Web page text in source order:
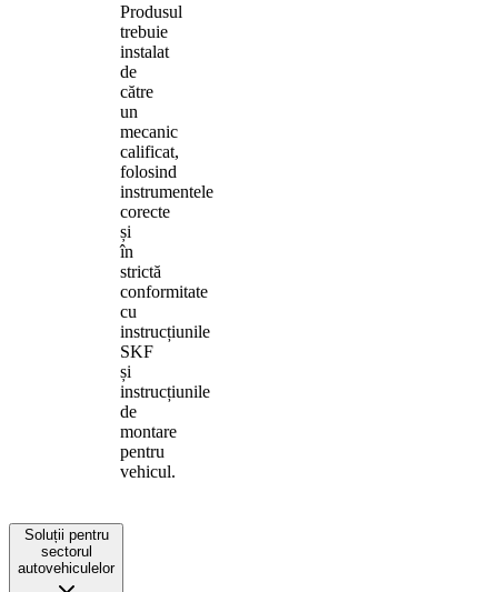
Produsul
trebuie
instalat
de
către
un
mecanic
calificat,
folosind
instrumentele
corecte
și
în
strictă
conformitate
cu
instrucțiunile
SKF
și
instrucțiunile
de
montare
pentru
vehicul.
Soluții pentru
sectorul
autovehiculelor